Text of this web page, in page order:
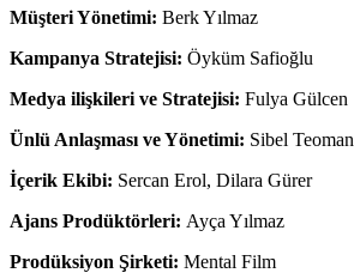
Müşteri Yönetimi: Berk Yılmaz
Kampanya Stratejisi: Öyküm Safioğlu
Medya ilişkileri ve Stratejisi: Fulya Gülcen
Ünlü Anlaşması ve Yönetimi: Sibel Teoman
İçerik Ekibi: Sercan Erol, Dilara Gürer
Ajans Prodüktörleri: Ayça Yılmaz
Prodüksiyon Şirketi: Mental Film